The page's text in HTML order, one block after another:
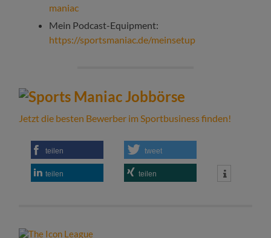
maniac
Mein Podcast-Equipment:
https://sportsmaniac.de/meinsetup
Jetzt die besten Bewerber im Sportbusiness finden!
teilen tweet
teilen teilen